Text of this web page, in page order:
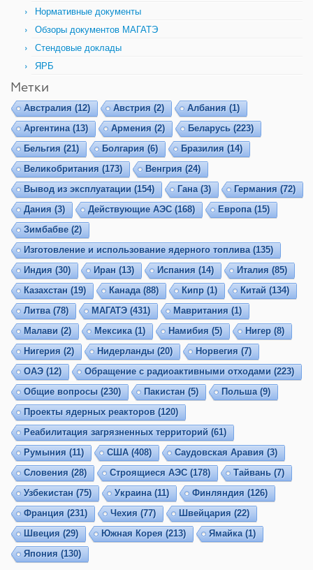
Нормативные документы
Обзоры документов МАГАТЭ
Стендовые доклады
ЯРБ
Метки
Австралия (12) Австрия (2) Албания (1)
Аргентина (13) Армения (2) Беларусь (223)
Бельгия (21) Болгария (6) Бразилия (14)
Великобритания (173) Венгрия (24)
Вывод из эксплуатации (154) Гана (3) Германия (72)
Дания (3) Действующие АЭС(168) Европа (15)
Зимбабве (2)
Изготовление и использование ядерного топлива (135)
Индия (30) Иран (13) Испания (14) Италия (85)
Казахстан (19) Канада (88) Кипр (1) Китай (134)
Литва (78) МАГАТЭ (431) Мавритания (1)
Малави (2) Мексика (1) Намибия (5) Нигер (8)
Нигерия (2) Нидерланды (20) Норвегия (7)
ОАЭ (12) Обращение с радиоактивными отходами (223)
Общие вопросы (230) Пакистан (5) Польша (9)
Проекты ядерных реакторов (120)
Реабилитация загрязненных территорий (61)
Румыния (11) США (408) Саудовская Аравия (3)
Словения (28) Строящиеся АЭС(178) Тайвань (7)
Узбекистан (75) Украина (11) Финляндия (126)
Франция (231) Чехия (77) Швейцария (22)
Швеция (29) Южная Корея (213) Ямайка (1)
Япония (130)